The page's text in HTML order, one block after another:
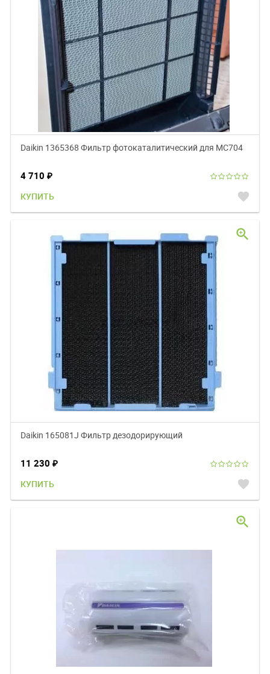
Daikin 1365368 Фильтр фотокаталитический для MC704
4 710 ₽
КУПИТЬ favorite
Daikin 165081J Фильтр дезодорирующий
11 230 ₽
КУПИТЬ favorite
zoom_in
zoom_in